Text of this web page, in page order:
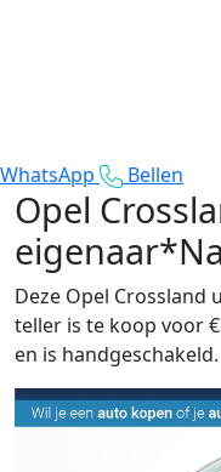
WhatsApp Bellen
Opel
Deze Opel Crossland
teller is te koop voor
en is handgeschakeld.